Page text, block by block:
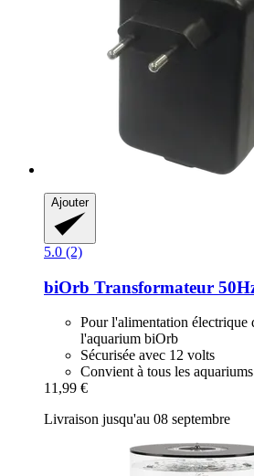
Ajouter
5.0 (2)
biOrb Transformateur
Pour l'alimentation électrique
l'aquarium biOrb
Sécurisée avec 12 volts
Convient à tous les
11,99 €
Livraison jusqu'au 08 septembre